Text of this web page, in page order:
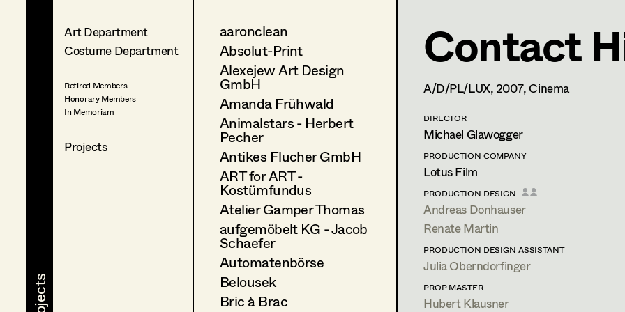
Art Department
Costume Department
Retired Members
Honorary Members
In Memoriam
Projects
aaronclean
Absolut-Print
Alexejew Art Design
GmbH
Amanda Frühwald
Animalstars - Herbert
Pecher
Antikes Flucher GmbH
ART for ART -
Kostümfundus
Atelier Gamper Thomas
aufgemöbelt KG - Jacob
Schaefer
Automatenbörse
Belousek
Bric à Brac
Martina List
Costume Designer,Partner
FUNDUS 2: 5; Mittersteig 4/Gassenlokal,
Print profile
Bildmaterial
Zusammenarbeit
COSTUME DESIGN
2023 Wie kommen wir da wieder
E. Spreitzhofer, Cinema
2022 Andrea lässt sich scheiden
J. Hader, Cinema
(Costume Design)
Contact
A/D/PL/LUX,2007, Cinema
DIRECTOR
Michael Glawogger
PRODUCTION COMPANY
Lotus Film
PRODUCTION DESIGN
Andreas Donhauser
Renate Martin
PRODUCTION DESIGN ASSISTANT
Julia Oberndorfinger
PROP MASTER
Hubert Klausner